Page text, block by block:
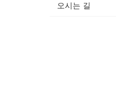
오시는 길